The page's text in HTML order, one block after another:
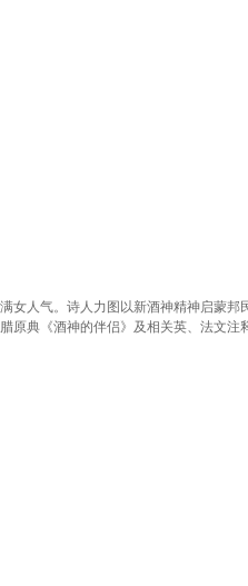
女人气。诗人力图以新酒神精神启蒙邦
典《酒神的伴侣》及相关英、法文注